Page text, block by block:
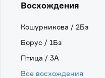
Восхождения
Кошурникова / 2Бз
Борус / 1Бз
Птица / 3А
Все восхождения